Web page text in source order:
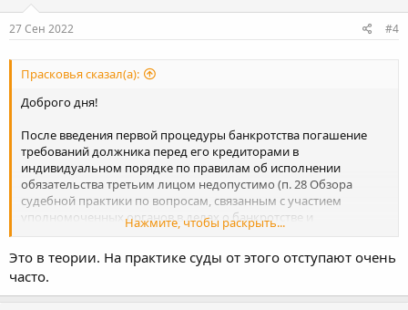
27 Сен 2022 #4
Прасковья сказал(а):
Доброго дня!
После введения первой процедуры банкротства погашение
требований должника перед его кредиторами в
индивидуальном порядке по правилам об исполнении
обязательства третьим лицом недопустимо (п. 28 Обзора
судебной практики по вопросам, связанным с участием
уполномоченных органов в делах о банкротстве и
применяемых в этих делах процедурах банкротства
(утвержден Президиумом Верховного Суда Российской
Федерации 20.12.2016)).
=> суброгация признаётся несостоявшейся
Нажмите, чтобы раскрыть...
Это в теории. На практике суды от этого отступают очень
часто.